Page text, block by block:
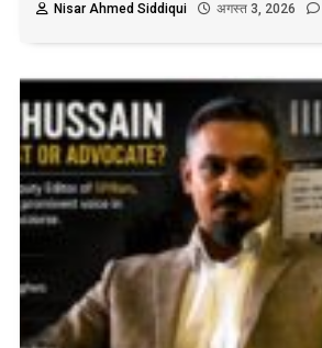
Nisar Ahmed Siddiqui
अगस्त 3, 2026